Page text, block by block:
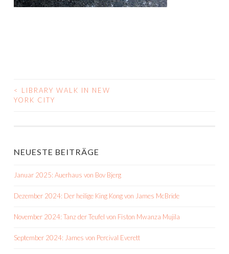
BEITRAGS-
<
LIBRARY WALK IN NEW
YORK CITY
NEUESTE BEITRÄGE
Januar 2025: Auerhaus von Bov Bjerg
Dezember 2024: Der heilige King Kong von James McBride
November 2024: Tanz der Teufel von Fiston Mwanza Mujila
September 2024: James von Percival Everett